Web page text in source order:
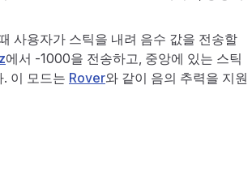
사용자가 스틱을 내려 음수 값을 전송할
z에서 -1000을 전송하고, 중앙에 있는 스틱
이 모드는 Rover와 같이 음의 추력을 지원